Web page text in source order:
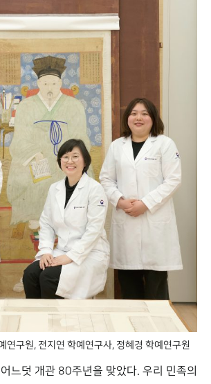
연구원, 전지연 학예연구사, 정혜경 학예연구원
느덧 개관 80주년을 맞았다. 우리 민족의